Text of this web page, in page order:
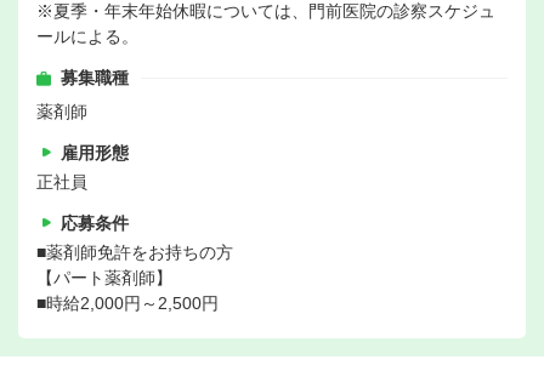
※夏季・年末年始休暇については、門前医院の診察スケジュ
ールによる。
募集職種
薬剤師
雇用形態
正社員
応募条件
■薬剤師免許をお持ちの方
【パート薬剤師】
■時給2,000円～2,500円